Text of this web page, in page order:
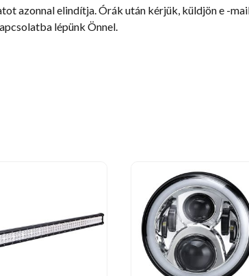
azonnal elindítja. Órák után kérjük, küldjön e -
lépünk Önnel.